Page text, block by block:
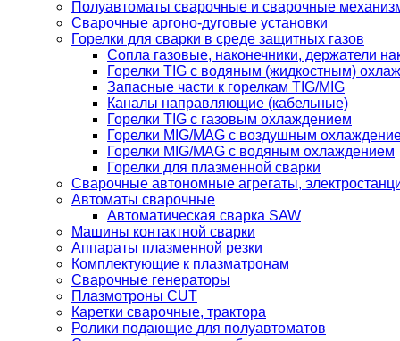
Полуавтоматы сварочные и сварочные
Сварочные аргоно-дуговые установки
Горелки для сварки в среде защитных газов
Сопла газовые, наконечники, держатели
Горелки TIG с водяным (жидкостным)
Запасные части к горелкам TIG/MIG
Каналы направляющие (кабельные)
Горелки TIG с газовым охлаждением
Горелки MIG/MAG с воздушным
Горелки MIG/MAG с водяным охлаждением
Горелки для плазменной сварки
Сварочные автономные агрегаты,
Автоматы сварочные
Автоматическая сварка SAW
Машины контактной сварки
Аппараты плазменной резки
Комплектующие к плазматронам
Сварочные генераторы
Плазмотроны CUT
Каретки сварочные, трактора
Ролики подающие для полуавтоматов